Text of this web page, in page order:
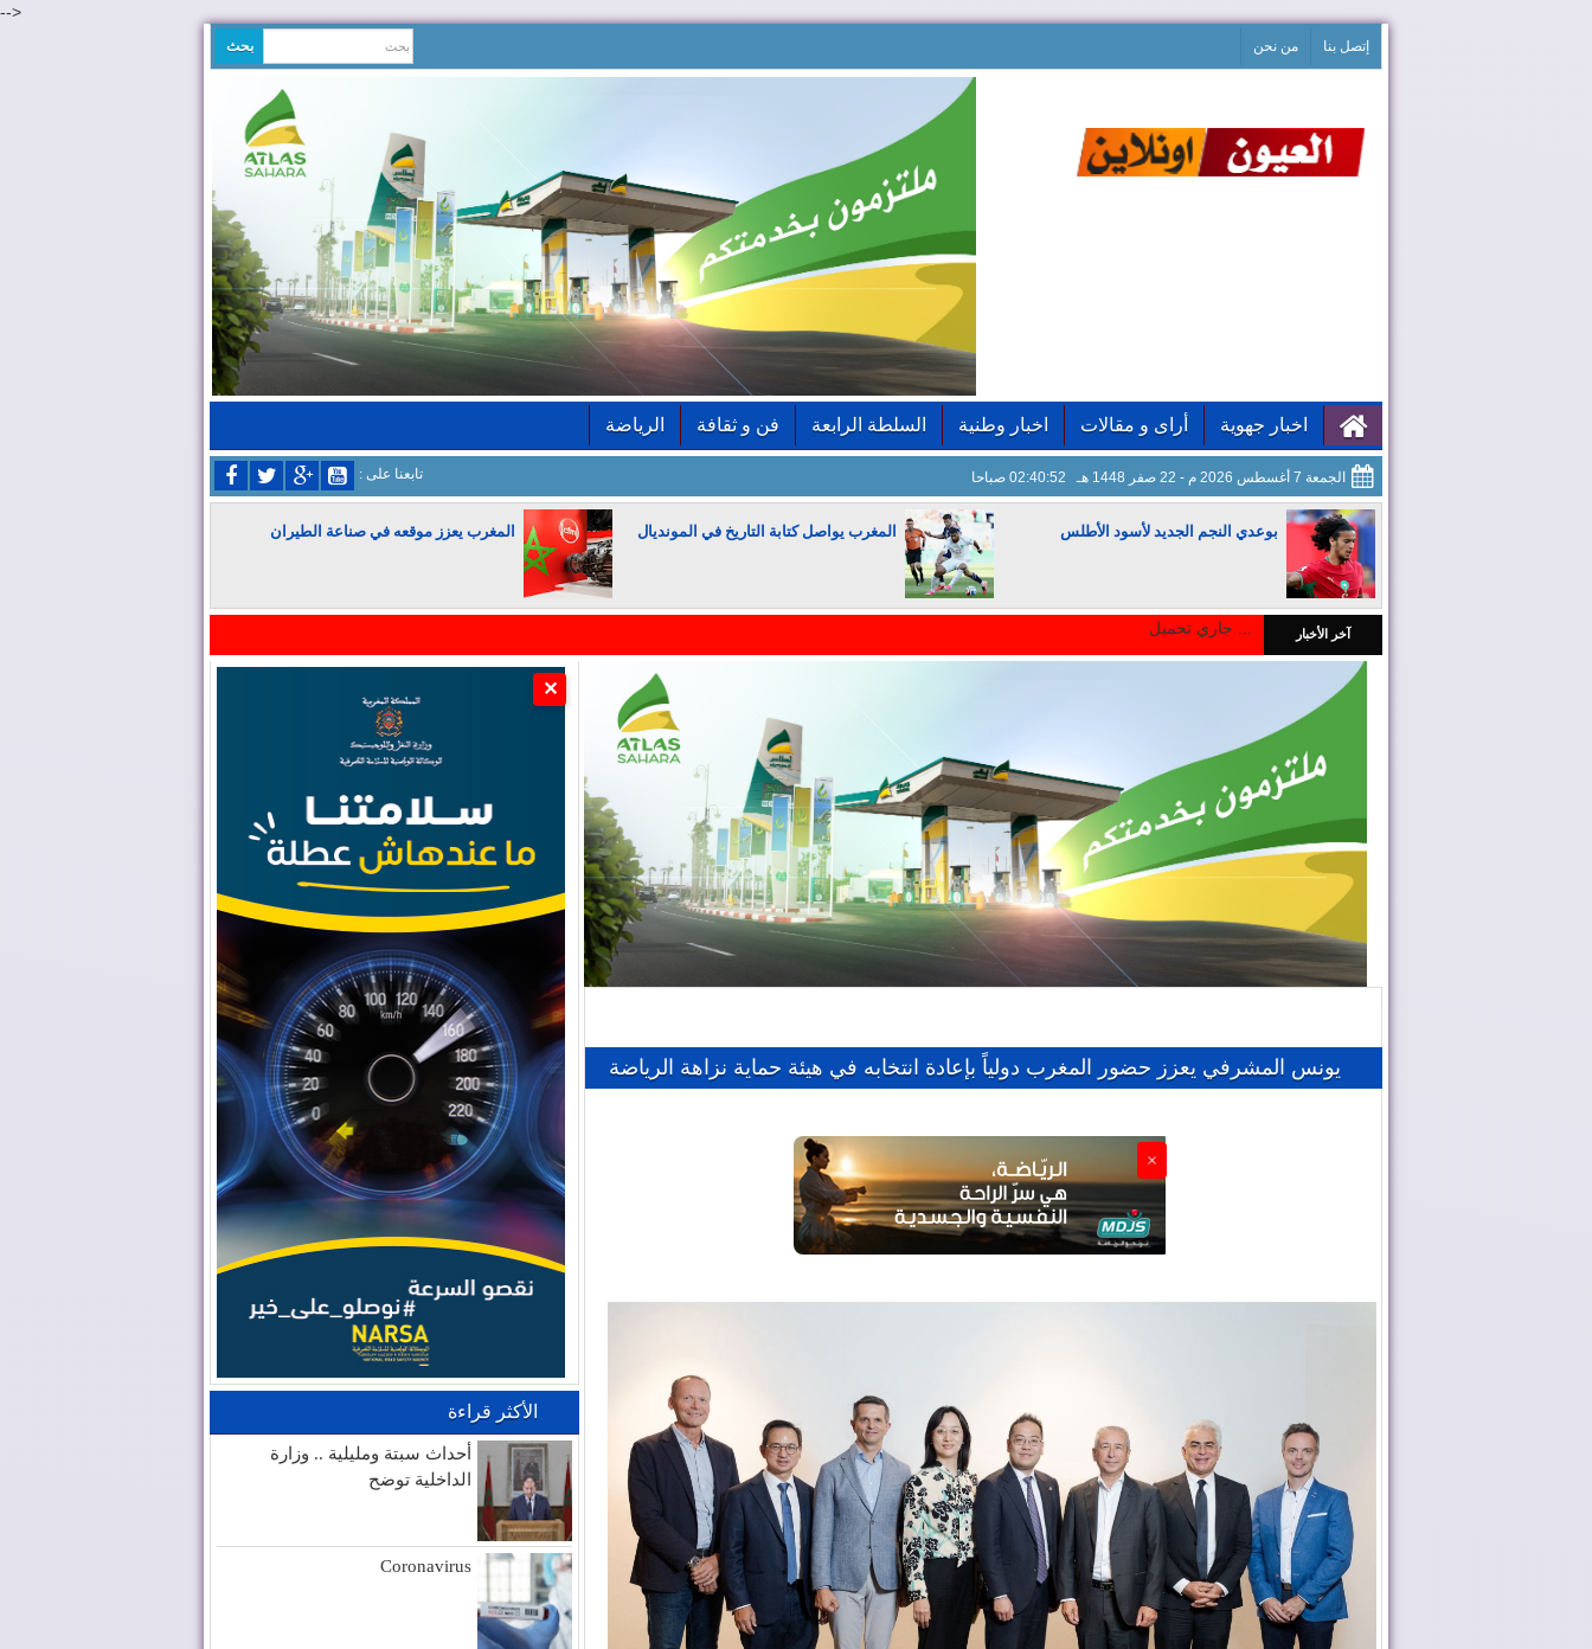
-->
إتصل بنا من نحن
اخبار جهوية أراى و مقالات اخبار وطنية السلطة الرابعة فن و ثقافة الرياضة
الجمعة 7 أغسطس 2026 م - 22 صفر 1448 هـ 02:40:53 صباحا : تابعنا على
بوعدي النجم الجديد لأسود الأطلس المغرب يواصل كتابة التاريخ في المونديال المغرب يعزز موقعه في صناعة الطيران
المغرب يجذب كبار المستثمرين آخر الأخبار
يونس المشرفي يعزز حضور المغرب دولياً بإعادة انتخابه في هيئة حماية نزاهة الرياضة
×
✕
الأكثر قراءة
أحداث سبتة ومليلية .. وزارة
الداخلية توضح
Coronavirus